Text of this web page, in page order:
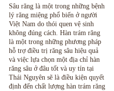
Sâu răng là một trong những bệnh
lý răng miệng phổ biến ở người
Việt Nam do thói quen vệ sinh
không đúng cách. Hàn trám răng
là một trong những phương pháp
hỗ trợ điều trị răng sâu hiệu quả
và việc lựa chọn một địa chỉ hàn
răng sâu ở đâu tốt và uy tín tại
Thái Nguyên sẽ là điều kiện quyết
định đến chất lượng hàn trám răng